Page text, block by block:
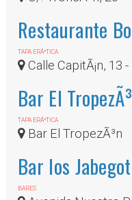
Restaurante
TAPA ERÃ³TICA
Calle CapitÃ¡n, 13
Bar El
TAPA ERÃ³TICA
Bar El TropezÃ³n
Bar los
BARES